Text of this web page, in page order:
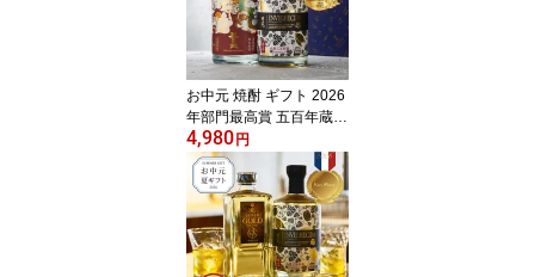
ゼロ お祝い 感謝 還暦祝
御礼 御祝 内祝 父〈焼酎6
147〉
お中元 焼酎 ギフト 2026
年部門最高賞 五百年蔵
＆ ENVELHECIDA （エ
ンヴェレシーダ）25度 7
00ml 2本セット 3年熟成
芋焼酎 いも焼酎 お酒 プ
レゼント 贈答 誕生日 糖
質ゼロ プリン体ゼロ 還
暦祝 御礼 御祝 田苑 感謝
4,980円